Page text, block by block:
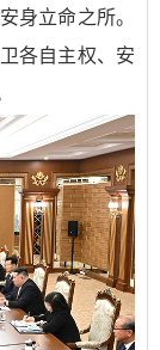
身立命之所。
各自主权、安